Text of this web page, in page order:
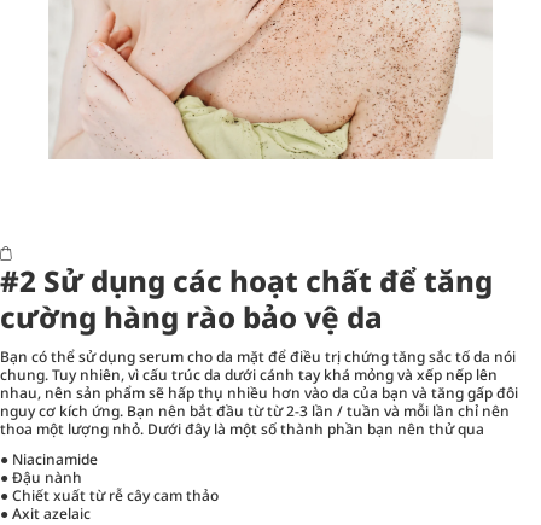
#2 Sử dụng các hoạt chất để tăng
cường hàng rào bảo vệ da
Bạn có thể sử dụng serum cho da mặt để điều trị chứng tăng sắc tố da nói
chung. Tuy nhiên, vì cấu trúc da dưới cánh tay khá mỏng và xếp nếp lên
nhau, nên sản phẩm sẽ hấp thụ nhiều hơn vào da của bạn và tăng gấp đôi
nguy cơ kích ứng. Bạn nên bắt đầu từ từ 2-3 lần / tuần và mỗi lần chỉ nên
thoa một lượng nhỏ. Dưới đây là một số thành phần bạn nên thử qua
● Niacinamide
● Đậu nành
● Chiết xuất từ rễ cây cam thảo
● Axit azelaic